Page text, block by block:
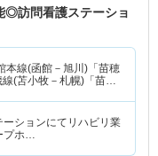
◎訪問看護ステーショ
本線(函館－旭川)「苗穂
(苫小牧－札幌)「苗穂
ーションにてリハビリ業
プホ…